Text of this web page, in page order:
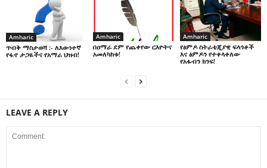
Amharic
ጥብቅ ማስታወሻ :- ለእውነተኛ
የፋኖ ታጋዬችና የአማራ ህዝብ!
Amharic
በዐማራ ደም የጨቀየው ርእዮትና
አመለካከቱ!
Amharic
የፅምዶ ስትራቴጂያዊ ፍላጎቶች
እና ፅምዶን የተቀላቀለው
የአፋብን ክንፍ!
LEAVE A REPLY